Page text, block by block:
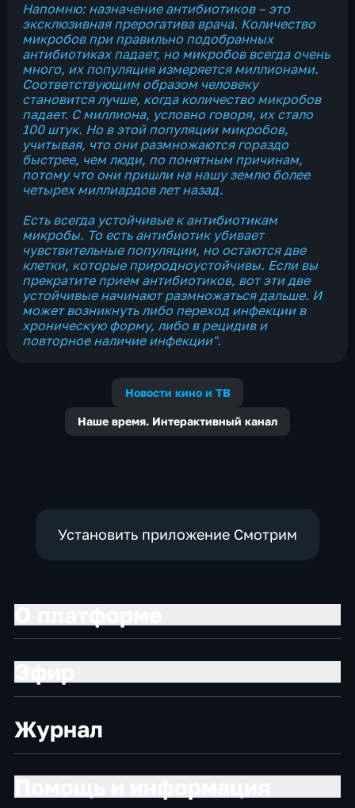
Напомню: назначение антибиотиков – это
эксклюзивная прерогатива врача. Количество
микробов при правильно подобранных
антибиотиках падает, но микробов всегда очень
много, их популяция измеряется миллионами.
Соответствующим образом человеку
становится лучше, когда количество микробов
падает. С миллиона, условно говоря, их стало
100 штук. Но в этой популяции микробов,
учитывая, что они размножаются гораздо
быстрее, чем люди, по понятным причинам,
потому что они пришли на нашу землю более
четырех миллиардов лет назад.
Есть всегда устойчивые к антибиотикам
микробы. То есть антибиотик убивает
чувствительные популяции, но остаются две
клетки, которые природноустойчивы. Если вы
прекратите прием антибиотиков, вот эти две
устойчивые начинают размножаться дальше. И
может возникнуть либо переход инфекции в
хроническую форму, либо в рецидив и
повторное наличие инфекции".
Новости кино и ТВ
Наше время. Интерактивный канал
Установить приложение Смотрим
Журнал